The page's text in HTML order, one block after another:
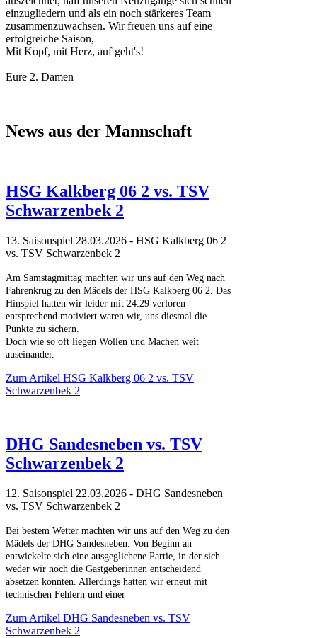
einzugliedern und als ein noch stärkeres Team
zusammenzuwachsen. Wir freuen uns auf eine
erfolgreiche Saison,
Mit Kopf, mit Herz, auf geht's!
Eure 2. Damen
News aus der Mannschaft
HSG Kalkberg 06 2 vs. TSV
Schwarzenbek 2
13. Saisonspiel 28.03.2026 - HSG Kalkberg 06 2
vs. TSV Schwarzenbek 2
Am Samstagmittag machten wir uns auf den Weg nach
Fahrenkrug zu den Mädels der HSG Kalkberg 06 2. Das
Hinspiel hatten wir leider mit 24:29 verloren –
entsprechend motiviert waren wir, uns diesmal die
Punkte zu sichern.
Doch wie so oft liegen Wollen und Machen weit
auseinander.
Zum Artikel HSG Kalkberg 06 2 vs. TSV
Schwarzenbek 2
DHG Sandesneben vs. TSV
Schwarzenbek 2
12. Saisonspiel 22.03.2026 - DHG Sandesneben
vs. TSV Schwarzenbek 2
Bei bestem Wetter machten wir uns auf den Weg zu den
Mädels der DHG Sandesneben. Von Beginn an
entwickelte sich eine ausgeglichene Partie, in der sich
weder wir noch die Gastgeberinnen entscheidend
absetzen konnten. Allerdings hatten wir erneut mit
technischen Fehlern und einer
Zum Artikel DHG Sandesneben vs. TSV
Schwarzenbek 2